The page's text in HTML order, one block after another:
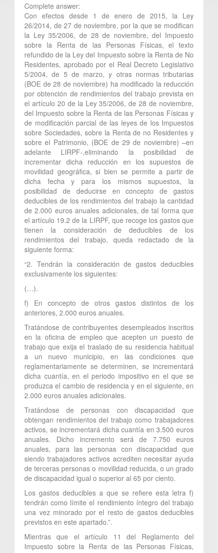
Complete answer:
Con efectos desde 1 de enero de 2015, la Ley
26/2014, de 27 de noviembre, por la que se modifican
la Ley 35/2006, de 28 de noviembre, del Impuesto
sobre la Renta de las Personas Físicas, el texto
refundido de la Ley del Impuesto sobre la Renta de No
Residentes, aprobado por el Real Decreto Legislativo
5/2004, de 5 de marzo, y otras normas tributarias
(BOE de 28 de noviembre) ha modificado la reducción
por obtención de rendimientos del trabajo prevista en
el artículo 20 de la Ley 35/2006, de 28 de noviembre,
del Impuesto sobre la Renta de las Personas Físicas y
de modificación parcial de las leyes de los Impuestos
sobre Sociedades, sobre la Renta de no Residentes y
sobre el Patrimonio, (BOE de 29 de noviembre) –en
adelante LIRPF-,eliminando la posibilidad de
incrementar dicha reducción en los supuestos de
movilidad geográfica, si bien se permite a partir de
dicha fecha y para los mismos supuestos, la
posibilidad de deducirse en concepto de gastos
deducibles de los rendimientos del trabajo la cantidad
de 2.000 euros anuales adicionales, de tal forma que
el artículo 19.2 de la LIRPF, que recoge los gastos que
tienen la consideración de deducibles de los
rendimientos del trabajo, queda redactado de la
siguiente forma:
“2. Tendrán la consideración de gastos deducibles
exclusivamente los siguientes:
(…).
f) En concepto de otros gastos distintos de los
anteriores, 2.000 euros anuales.
Tratándose de contribuyentes desempleados inscritos
en la oficina de empleo que acepten un puesto de
trabajo que exija el traslado de su residencia habitual
a un nuevo municipio, en las condiciones que
reglamentariamente se determinen, se incrementará
dicha cuantía, en el periodo impositivo en el que se
produzca el cambio de residencia y en el siguiente, en
2.000 euros anuales adicionales.
Tratándose de personas con discapacidad que
obtengan rendimientos del trabajo como trabajadores
activos, se incrementará dicha cuantía en 3.500 euros
anuales. Dicho incremento será de 7.750 euros
anuales, para las personas con discapacidad que
siendo trabajadores activos acrediten necesitar ayuda
de terceras personas o movilidad reducida, o un grado
de discapacidad igual o superior al 65 por ciento.
Los gastos deducibles a que se refiere esta letra f)
tendrán como límite el rendimiento íntegro del trabajo
una vez minorado por el resto de gastos deducibles
previstos en este apartado.”.
Mientras que el artículo 11 del Reglamento del
Impuesto sobre la Renta de las Personas Físicas,